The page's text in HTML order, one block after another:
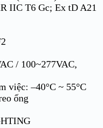
IIC T6 Gc; Ex tD A21
/ 100~277VAC,
việc: –40°C ~ 55°C
ống